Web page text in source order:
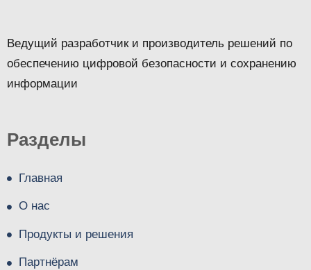
Ведущий разработчик и производитель решений по
обеспечению цифровой безопасности и сохранению
информации
Разделы
Главная
О нас
Продукты и решения
Партнёрам